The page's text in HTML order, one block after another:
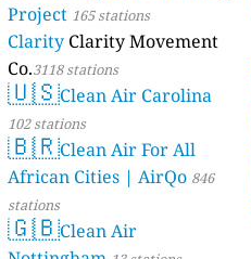
Project 165 stations
Clarity Clarity Movement
Co.3118 stations
🇺🇸Clean Air Carolina
102 stations
🇧🇷Clean Air For All
African Cities | AirQo 846
stations
🇬🇧Clean Air